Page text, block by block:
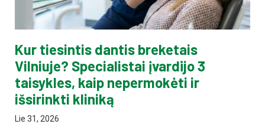
Kur tiesintis dantis breketais
Vilniuje? Specialistai įvardijo 3
taisykles, kaip nepermokėti ir
išsirinkti kliniką
Lie 31, 2026